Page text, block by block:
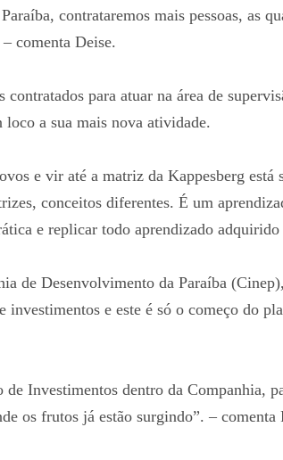
contrataremos mais pessoas, as
comenta Deise.
para atuar na área de
a sua mais nova atividade.
e vir até a matriz da Kappesberg está
conceitos diferentes. É um
e replicar todo aprendizado
de Desenvolvimento da Paraíba
investimentos e este é só o começo do
Investimentos dentro da Companhia,
os frutos já estão surgindo”. – comenta